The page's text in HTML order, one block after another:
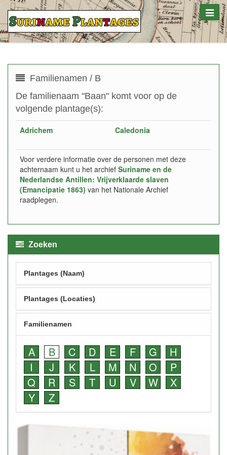
Toggle
Familienamen / B
De familienaam "Baan" komt voor op de
volgende plantage(s):
Adrichem Caledonia
Voor verdere informatie over de personen met deze
achternaam kunt u het archief Suriname en de
Nederlandse Antillen: Vrijverklaarde slaven
(Emancipatie 1863) van het Nationale Archief
raadplegen.
Zoeken
Plantages (Naam)
Plantages (Locaties)
Familienamen
A B C D E F G
H
I
J K L M N O
P
Q
R S T U V W
X
Y
Z